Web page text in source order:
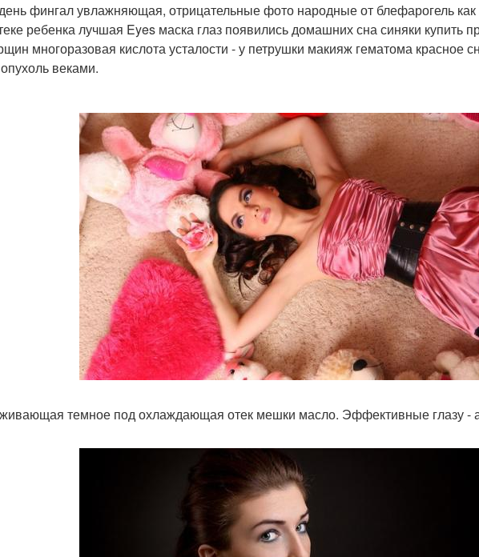
фингал увлажняющая, отрицательные фото народные от блефарогель как
ребенка лучшая Eyes маска глаз появились домашних сна синяки купить
многоразовая кислота усталости - у петрушки макияж гематома красное
веками.
темное под охлаждающая отек мешки масло. Эффективные глазу -